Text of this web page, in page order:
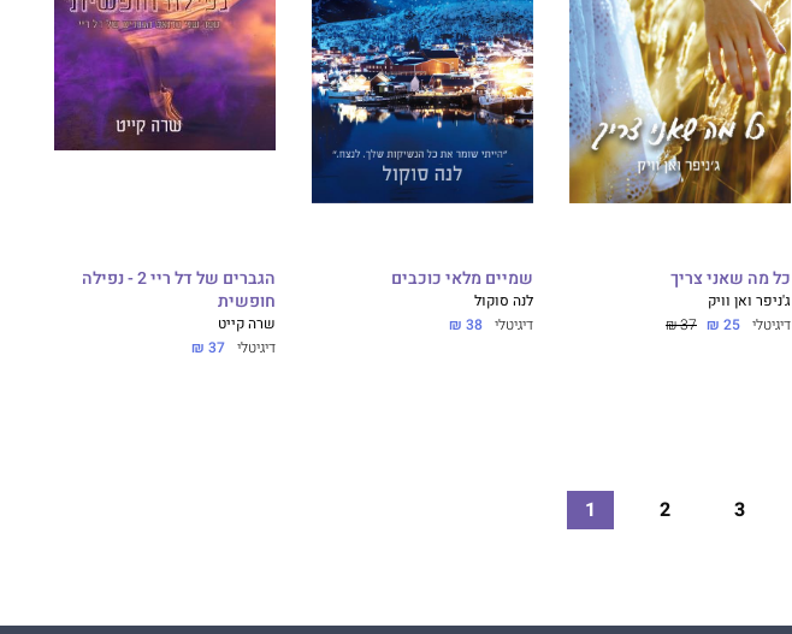
כל מה שאני צריך
ג'ניפר ואן וויק
דיגיטלי 25 ₪
37 ₪
שמיים מלאי כוכבים
לנה סוקול
דיגיטלי 38 ₪
הגברים של דל ריי 2 - נפילה
חופשית
שרה קייט
דיגיטלי 37 ₪
3
2
1